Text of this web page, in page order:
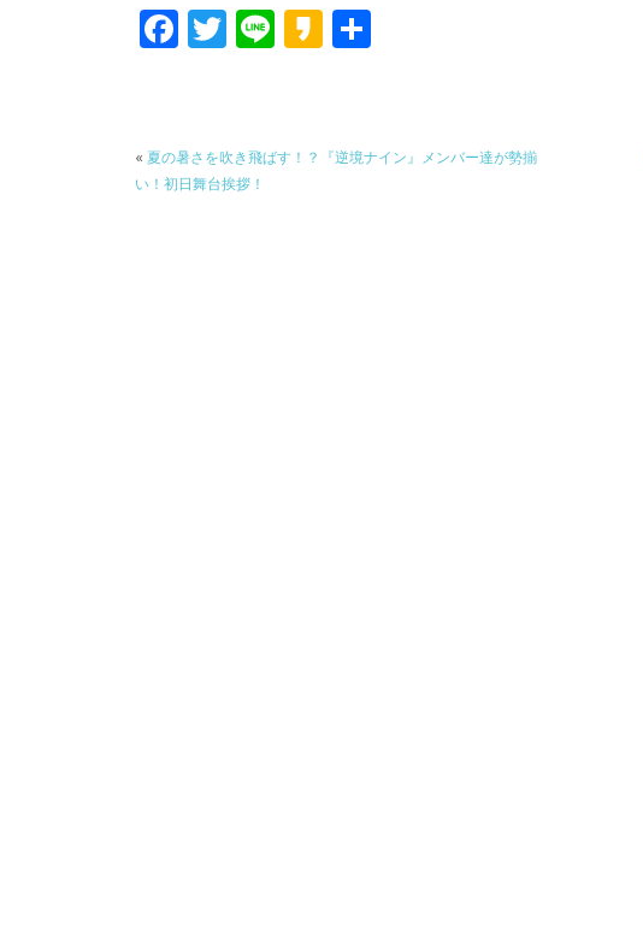
F
b
o
T
er
Li K
a
« 夏の暑さを吹き飛ばす！？『逆境ナイン』メンバー達が勢揃
い！初日舞台挨拶！